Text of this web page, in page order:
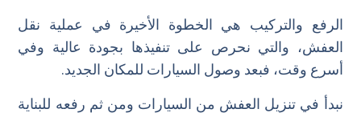
الرفع والتركيب هي الخطوة الأخيرة في عملية نقل
العفش، والتي نحرص على تنفيذها بجودة عالية وفي
أسرع وقت، فبعد وصول السيارات للمكان الجديد.
نبدأ في تنزيل العفش من السيارات ومن ثم رفعه للبناية